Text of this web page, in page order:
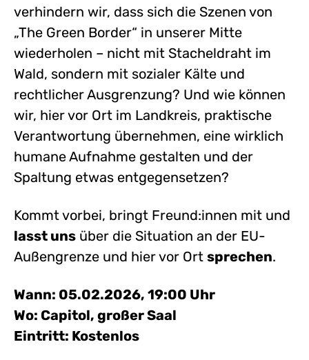
verhindern wir, dass sich die Szenen von
„The Green Border“ in unserer Mitte
wiederholen – nicht mit Stacheldraht im
Wald, sondern mit sozialer Kälte und
rechtlicher Ausgrenzung? Und wie können
wir, hier vor Ort im Landkreis, praktische
Verantwortung übernehmen, eine wirklich
humane Aufnahme gestalten und der
Spaltung etwas entgegensetzen?
Kommt vorbei, bringt Freund:innen mit und
lasst uns über die Situation an der EU-
Außengrenze und hier vor Ort sprechen.
Wann: 05.02.2026, 19:00 Uhr
Wo: Capitol, großer Saal
Eintritt: Kostenlos